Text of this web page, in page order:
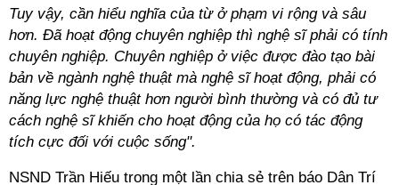
Tuy vậy, cần hiểu nghĩa của từ ở phạm vi rộng và sâu
hơn. Đã hoạt động chuyên nghiệp thì nghệ sĩ phải có tính
chuyên nghiệp. Chuyên nghiệp ở việc được đào tạo bài
bản về ngành nghệ thuật mà nghệ sĩ hoạt động, phải có
năng lực nghệ thuật hơn người bình thường và có đủ tư
cách nghệ sĩ khiến cho hoạt động của họ có tác động
tích cực đối với cuộc sống".
NSND Trần Hiếu trong một lần chia sẻ trên báo Dân Trí